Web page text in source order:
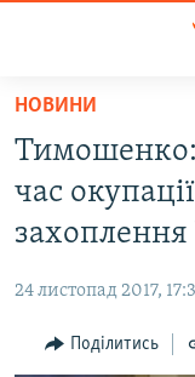
Перейти
основного
матеріалу
до
основної
Перейти
до
ВІДЕО ТА ФОТО
БЛОГИ
ПОГЛЯД
НОВИНИ
Тимошенко:
час
захоплення
24 листопад 2017,
Поділитись